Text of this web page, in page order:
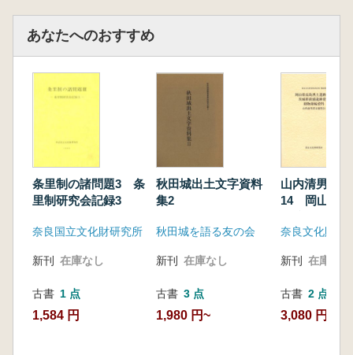
あなたへのおすすめ
条里制の諸問題3 条
里制研究会記録3
奈良国立文化財研究所
新刊 在庫なし
古書 1 点
1,584 円
秋田城出土文字資料
集2
秋田城を語る友の会
新刊 在庫なし
古書 3 点
1,980 円~
山内清男考
14 岡山県高
浦遺跡資料
新刊 在庫なし
古書 2 点
3,080 円~